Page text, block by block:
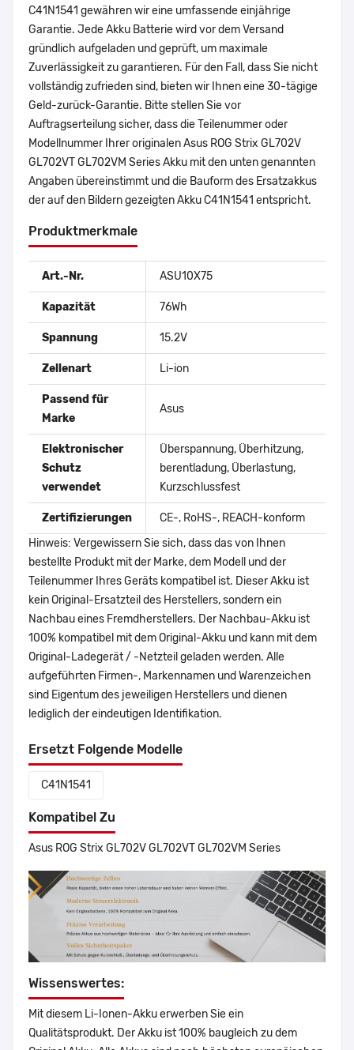
C41N1541 gewähren wir eine umfassende einjährige
Garantie. Jede Akku Batterie wird vor dem Versand
gründlich aufgeladen und geprüft, um maximale
Zuverlässigkeit zu garantieren. Für den Fall, dass Sie nicht
vollständig zufrieden sind, bieten wir Ihnen eine 30-tägige
Geld-zurück-Garantie. Bitte stellen Sie vor
Auftragserteilung sicher, dass die Teilenummer oder
Modellnummer Ihrer originalen Asus ROG Strix GL702V
GL702VT GL702VM Series Akku mit den unten genannten
Angaben übereinstimmt und die Bauform des Ersatzakkus
der auf den Bildern gezeigten Akku C41N1541 entspricht.
Produktmerkmale
Art.-Nr. ASU10X75
Kapazität 76Wh
Spannung 15.2V
Zellenart Li-ion
Passend für
Marke
Asus
Elektronischer
Schutz
verwendet
Überspannung, Überhitzung,
berentladung, Überlastung,
Kurzschlussfest
Zertifizierungen
CE-, RoHS-, REACH-konform
Hinweis: Vergewissern Sie sich, dass das von Ihnen
bestellte Produkt mit der Marke, dem Modell und der
Teilenummer Ihres Geräts kompatibel ist. Dieser Akku ist
kein Original-Ersatzteil des Herstellers, sondern ein
Nachbau eines Fremdherstellers. Der Nachbau-Akku ist
100% kompatibel mit dem Original-Akku und kann mit dem
Original-Ladegerät / -Netzteil geladen werden. Alle
aufgeführten Firmen-, Markennamen und Warenzeichen
sind Eigentum des jeweiligen Herstellers und dienen
lediglich der eindeutigen Identifikation.
Ersetzt Folgende Modelle
C41N1541
Kompatibel Zu
Asus ROG Strix GL702V GL702VT GL702VM Series
Wissenswertes:
Mit diesem Li-Ionen-Akku erwerben Sie ein
Qualitätsprodukt. Der Akku ist 100% baugleich zu dem